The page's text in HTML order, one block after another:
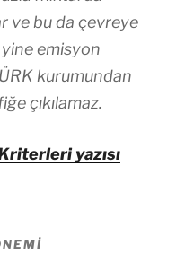
ve bu da çevreye
yine emisyon
kurumundan
çıkılamaz.
yazısı